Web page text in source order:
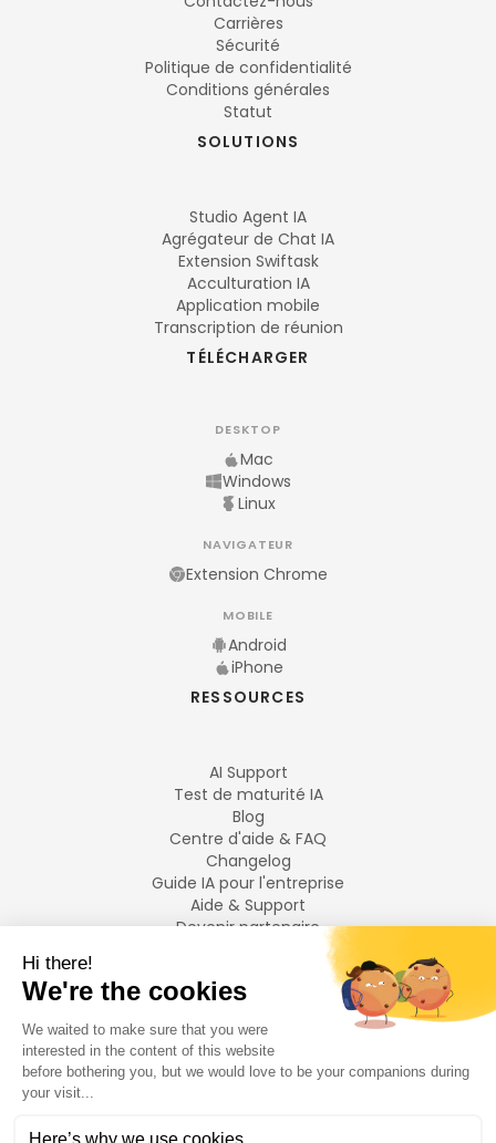
Carrières
Sécurité
Politique de confidentialité
Conditions générales
Statut
SOLUTIONS
Studio Agent IA
Agrégateur de Chat IA
Extension Swiftask
Acculturation IA
Application mobile
Transcription de réunion
TÉLÉCHARGER
DESKTOP
Mac
Windows
Linux
NAVIGATEUR
Extension Chrome
MOBILE
Android
iPhone
RESSOURCES
AI Support
Test de maturité IA
Blog
Centre d'aide & FAQ
Changelog
Guide IA pour l'entreprise
Aide & Support
Devenir partenaire
LANGUES
Français
English